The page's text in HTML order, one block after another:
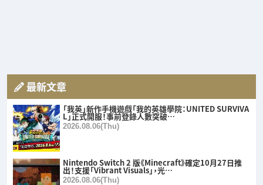
最新文章
「我英」新作手機遊戲「我的英雄學院：UNITED SURVIVA
L」正式開服！事前登錄人數突破…
2026.08.06(Thu)
Nintendo Switch 2 版《Minecraft》確定10月27日推
出！支援「Vibrant Visuals」，光…
2026.08.06(Thu)